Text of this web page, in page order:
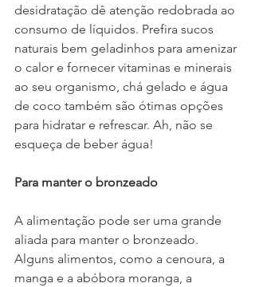
desidratação dê atenção redobrada ao
consumo de líquidos. Prefira sucos
naturais bem geladinhos para amenizar
o calor e fornecer vitaminas e minerais
ao seu organismo, chá gelado e água
de coco também são ótimas opções
para hidratar e refrescar. Ah, não se
esqueça de beber água!
Para manter o bronzeado
A alimentação pode ser uma grande
aliada para manter o bronzeado.
Alguns alimentos, como a cenoura, a
manga e a abóbora moranga, a